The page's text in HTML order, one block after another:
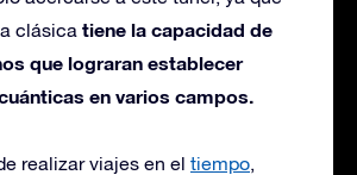
clásica tiene la capacidad de
que lograran establecer
en varios campos.
realizar viajes en el tiempo,